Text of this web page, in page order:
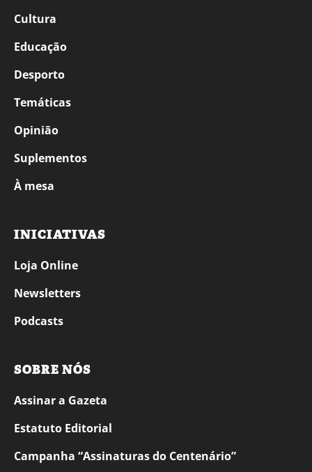
Cultura
Educação
Desporto
Temáticas
Opinião
Suplementos
À mesa
INICIATIVAS
Loja Online
Newsletters
Podcasts
SOBRE NÓS
Assinar a Gazeta
Estatuto Editorial
Campanha “Assinaturas do Centenário”